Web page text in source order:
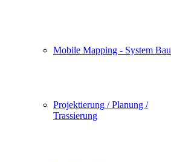
Mobile Mapping - System Bau
Projektierung / Planung /
Trassierung